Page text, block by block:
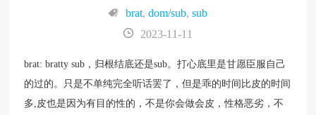
brat, dom/sub, sub
2023-11-11
brat: bratty sub，归根结底还是sub。打心底里是甘愿臣服自己
的过的。只是不单纯完全听话罢了，但是乖的时间比皮的时间
多,皮也是因为有目的性的，不是你会做会皮，性格恶劣，不